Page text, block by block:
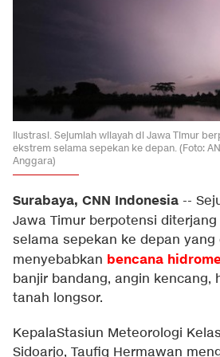
Ilustrasi. Sejumlah wilayah di Jawa Timur
ekstrem selama sepekan ke depan. (Foto:
Anggara)
Surabaya, CNN Indonesia --
Jawa Timur berpotensi diterjang
selama sepekan ke depan yang
menyebabkan bencana
banjir bandang, angin kencang,
tanah longsor.
KepalaStasiun Meteorologi
Sidoarjo, Taufiq Hermawan